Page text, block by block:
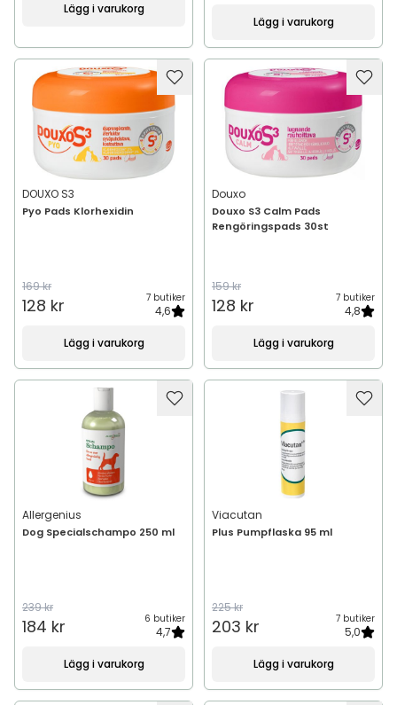
Lägg i varukorg
Lägg i varukorg
DOUXO S3
Pyo Pads Klorhexidin
169 kr
128 kr 7 butiker
4,6
Lägg i varukorg
Douxo
Douxo S3 Calm Pads
Rengöringspads 30st
159 kr
128 kr 7 butiker
4,8
Lägg i varukorg
Allergenius
Dog Specialschampo 250 ml
239 kr
184 kr 6 butiker
4,7
Lägg i varukorg
Viacutan
Plus Pumpflaska 95 ml
225 kr
203 kr 7 butiker
5,0
Lägg i varukorg